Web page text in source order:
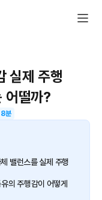
실제 주행
어떨까?
8분
밸런스를 실제 주행
의 주행감이 어떻게